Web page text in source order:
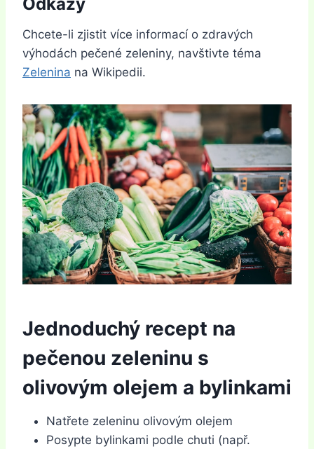
Odkazy
Chcete-li zjistit více informací o zdravých
výhodách pečené zeleniny, navštivte téma
Zelenina na Wikipedii.
Jednoduchý recept na
pečenou zeleninu s
olivovým olejem a bylinkami
Natřete zeleninu olivovým olejem
Posypte bylinkami podle chuti (např.